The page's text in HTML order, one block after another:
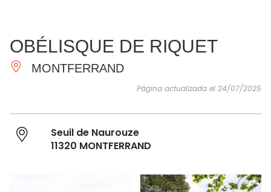
IMPRESCINDIBLES
HACER
INSPIRACIONES
OBÉLISQUE DE RIQUET
MONTFERRAND
Página actualizada el 24/07/2025
Seuil de Naurouze
11320 MONTFERRAND